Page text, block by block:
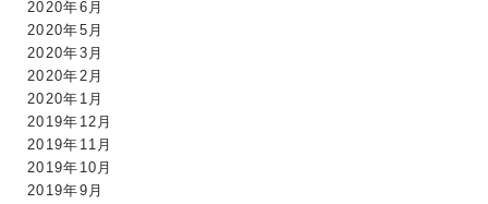
2020年6月
2020年5月
2020年3月
2020年2月
2020年1月
2019年12月
2019年11月
2019年10月
2019年9月